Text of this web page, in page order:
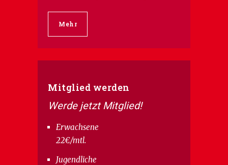
Mehr
Mitglied werden
Werde jetzt Mitglied!
Erwachsene
22€/mtl.
Jugendliche